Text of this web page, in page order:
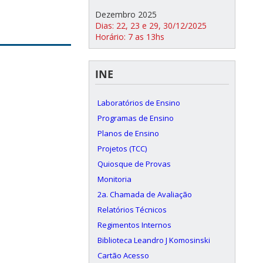
Dezembro 2025
Dias: 22, 23 e 29, 30/12/2025
Horário: 7 as 13hs
INE
Laboratórios de Ensino
Programas de Ensino
Planos de Ensino
Projetos (TCC)
Quiosque de Provas
Monitoria
2a. Chamada de Avaliação
Relatórios Técnicos
Regimentos Internos
Biblioteca Leandro J Komosinski
Cartão Acesso